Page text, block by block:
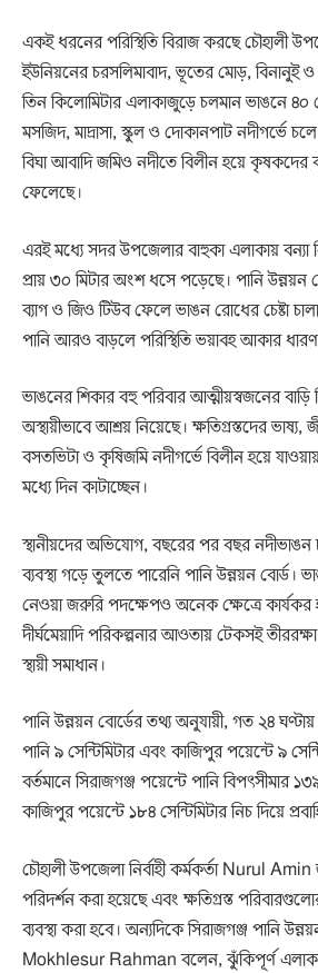
একই ধরনের পরিস্থিতি বিরাজ করছে চৌহালী
ইউনিয়নের চরসলিমাবাদ, ভূতের মোড়, বিনানুই ও
তিন কিলোমিটার এলাকাজুড়ে চলমান ভাঙনে ৪০
মসজিদ, মাদ্রাসা, স্কুল ও দোকানপাট নদীগর্ভে
বিঘা আবাদি জমিও নদীতে বিলীন হয়ে কৃষকদের
ফেলেছে।
এরই মধ্যে সদর উপজেলার বাহুকা এলাকায় বন্যা
প্রায় ৩০ মিটার অংশ ধসে পড়েছে। পানি উন্নয়ন
ব্যাগ ও জিও টিউব ফেলে ভাঙন রোধের চেষ্টা
পানি আরও বাড়লে পরিস্থিতি ভয়াবহ আকার
ভাঙনের শিকার বহু পরিবার আত্মীয়স্বজনের
অস্থায়ীভাবে আশ্রয় নিয়েছে। ক্ষতিগ্রস্তদের
বসতভিটা ও কৃষিজমি নদীগর্ভে বিলীন হয়ে
মধ্যে দিন কাটাচ্ছেন।
স্থানীয়দের অভিযোগ, বছরের পর বছর নদীভাঙন
ব্যবস্থা গড়ে তুলতে পারেনি পানি উন্নয়ন
নেওয়া জরুরি পদক্ষেপও অনেক ক্ষেত্রে কার্যকর
দীর্ঘমেয়াদি পরিকল্পনার আওতায় টেকসই
স্থায়ী সমাধান।
পানি উন্নয়ন বোর্ডের তথ্য অনুযায়ী, গত ২৪
পানি ৯ সেন্টিমিটার এবং কাজিপুর পয়েন্টে ৯
বর্তমানে সিরাজগঞ্জ পয়েন্টে পানি বিপৎসীমার
কাজিপুর পয়েন্টে ১৮৪ সেন্টিমিটার নিচ দিয়ে
চৌহালী উপজেলা নির্বাহী কর্মকর্তাNurul Amin
পরিদর্শন করা হয়েছে এবং ক্ষতিগ্রস্ত
ব্যবস্থা করা হবে। অন্যদিকে সিরাজগঞ্জ পানি
Mokhlesur Rahmanবলেন, ঝুঁকিপূর্ণ